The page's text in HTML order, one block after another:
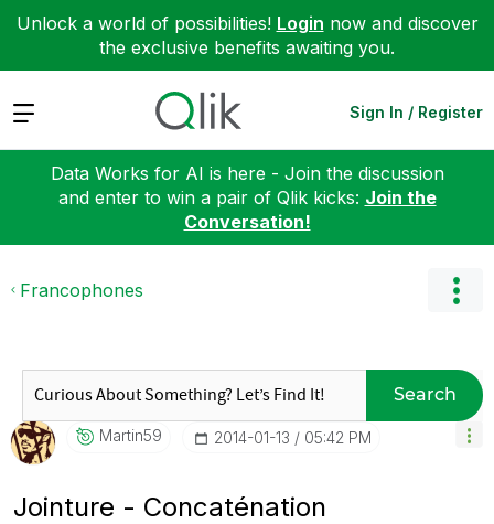
Unlock a world of possibilities! Login now and discover
the exclusive benefits awaiting you.
Expand Sign In / Register
Data Works for AI is here - Join the discussion
and enter to win a pair of Qlik kicks: Join the
Conversation!
Francophones
Search
Martin59 ‎2014-01-13 05:42 PM
Jointure - Concaténation